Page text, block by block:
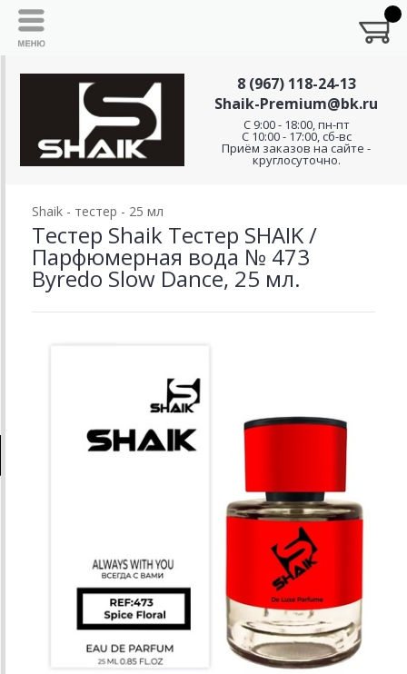
8 (967) 118-24-13
Shaik-Premium@bk.ru
C 9:00 - 18:00, пн-пт
С 10:00 - 17:00, сб-вс
Приём заказов на сайте -
круглосуточно.
Shaik - тестер - 25 мл
Тестер Shaik Тестер SHAIK /
Парфюмерная вода № 473
Byredo Slow Dance, 25 мл.